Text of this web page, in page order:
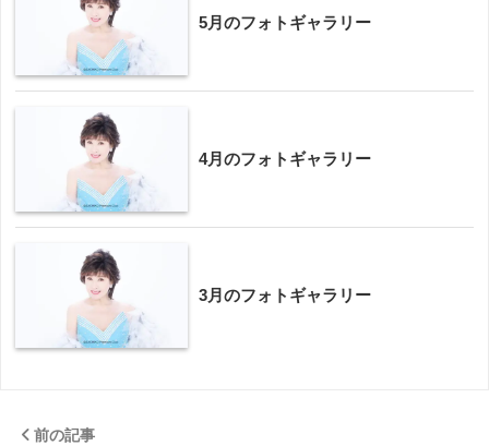
5月のフォトギャラリー
4月のフォトギャラリー
3月のフォトギャラリー
前の記事